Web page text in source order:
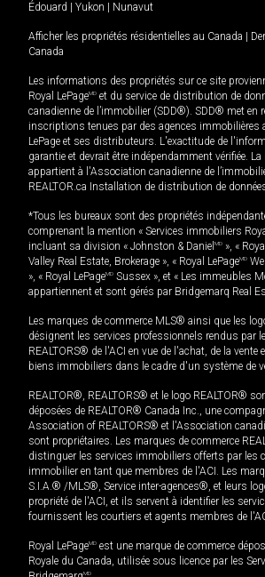
Édouard
Yukon Nunavut
Afficher les propriétés résidentielles au Canada
Canada
Les informations des propriétés sur ce site
Royal LePageMD et du service de distribution de
canadienne de l’immobilier (SDD®). SDD® met en
inscriptions tenues par des agences immobilières
LePage et ses distributeurs. L'exactitude de
garantie et devrait être indépendamment vérifiée.
appartient à l'Association canadienne de
REALTOR.ca Installation de distribution de
*Tous les bureaux sont des propriétés
comprenant la mention « Services immobiliers
incluant sa division « Johnston & Daniel MD », «
Valley Real Estate, Brokerage », « Royal LePageMD
», « Royal LePageMD Sussex », et « Les immeubles
appartiennent et sont gérés par Bridgemarq Real
Les marques de commerce MLS® ainsi que les
désignent les services professionnels rendus par
REALTORS® de l'ACI en vue de l'achat, de la vente
biens immobiliers dans le cadre d'un système de
REALTOR®, REALTORS® et le logo REALTOR®
déposées de REALTOR® Canada Inc., une
Association of REALTORS® et l'Association
sont propriétaires. Les marques de commerce
distinguer les services immobiliers offerts par les
immobilier en tant que membres de l'ACI. Les
S.I.A.® /MLS®, Service inter-agences®, et leurs
propriété de l'ACI, et ils servent à identifier les
fournissent les courtiers et agents membres de
Royal LePageMD est une marque de commerce
Royale du Canada, utilisée sous licence par les
MD